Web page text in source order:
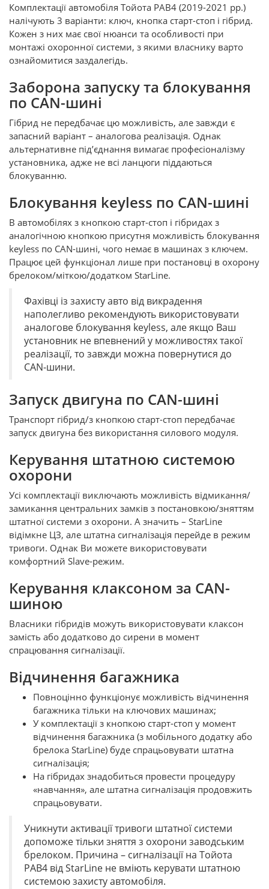
Комплектації автомобіля Тойота РАВ4 (2019-2021 рр.)
налічують 3 варіанти: ключ, кнопка старт-стоп і гібрид.
Кожен з них має свої нюанси та особливості при
монтажі охоронної системи, з якими власнику варто
ознайомитися заздалегідь.
Заборона запуску та блокування
по CAN-шині
Гібрид не передбачає цю можливість, але завжди є
запасний варіант – аналогова реалізація. Однак
альтернативне під’єднання вимагає професіоналізму
установника, адже не всі ланцюги піддаються
блокуванню.
Блокування keyless по CAN-шині
В автомобілях з кнопкою старт-стоп і гібридах з
аналогічною кнопкою присутня можливість блокування
keyless по CAN-шині, чого немає в машинах з ключем.
Працює цей функціонал лише при постановці в охорону
брелоком/міткою/додатком StarLine.
Фахівці із захисту авто від викрадення
наполегливо рекомендують використовувати
аналогове блокування keyless, але якщо Ваш
установник не впевнений у можливостях такої
реалізації, то завжди можна повернутися до
CAN-шини.
Запуск двигуна по CAN-шині
Транспорт гібрид/з кнопкою старт-стоп передбачає
запуск двигуна без використання силового модуля.
Керування штатною системою
охорони
Усі комплектації виключають можливість відмикання/
замикання центральних замків з постановкою/зняттям
штатної системи з охорони. А значить – StarLine
відімкне ЦЗ, але штатна сигналізація перейде в режим
тривоги. Однак Ви можете використовувати
комфортний Slave-режим.
Керування клаксоном за CAN-
шиною
Власники гібридів можуть використовувати клаксон
замість або додатково до сирени в момент
спрацювання сигналізації.
Відчинення багажника
Повноцінно функціонує можливість відчинення
багажника тільки на ключових машинах;
У комплектації з кнопкою старт-стоп у момент
відчинення багажника (з мобільного додатку або
брелока StarLine) буде спрацьовувати штатна
сигналізація;
На гібридах знадобиться провести процедуру
«навчання», але штатна сигналізація продовжить
спрацьовувати.
Уникнути активації тривоги штатної системи
допоможе тільки зняття з охорони заводським
брелоком. Причина – сигналізації на Тойота
РАВ4 від StarLine не вміють керувати штатною
системою захисту автомобіля.